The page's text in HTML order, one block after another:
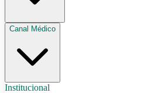
Canal Médico
Institucional